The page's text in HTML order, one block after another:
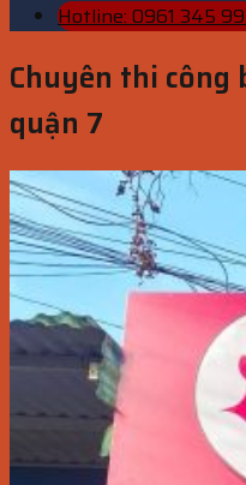
Hotline: 0961 345
Chuyên thi công
quận 7